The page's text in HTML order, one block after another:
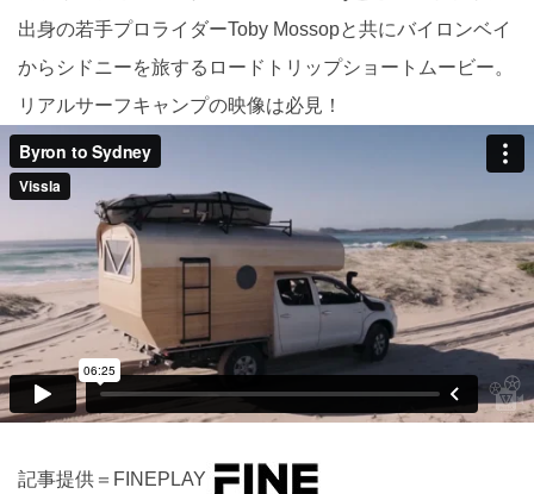
出身の若手プロライダーToby Mossopと共にバイロンベイ
からシドニーを旅するロードトリップショートムービー。
リアルサーフキャンプの映像は必見！
記事提供＝FINEPLAY